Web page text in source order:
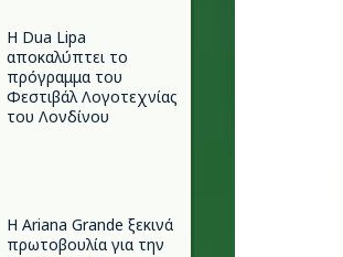
Η Dua Lipa
αποκαλύπτει το
πρόγραμμα του
Φεστιβάλ Λογοτεχνίας
του Λονδίνου
Η Ariana Grande ξεκινά
πρωτοβουλία για την